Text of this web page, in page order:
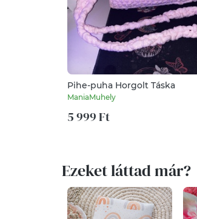
Pihe-puha Horgolt Táska
ManiaMuhely
5 999 Ft
Ezeket láttad már?